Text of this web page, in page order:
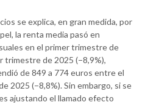
se explica, en gran medida, por
la renta media pasó en
en el primer trimestre de
trimestre de 2025 (−8,9%),
de 849 a 774 euros entre el
2025 (−8,8%). Sin embargo, si se
ajustando el llamado efecto